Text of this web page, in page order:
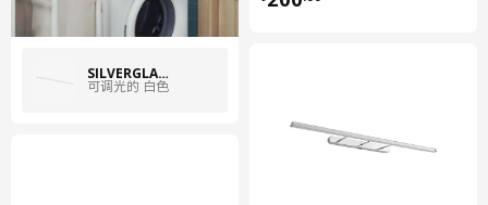
SILVERGLANS 西威葛兰
可调光的 白色